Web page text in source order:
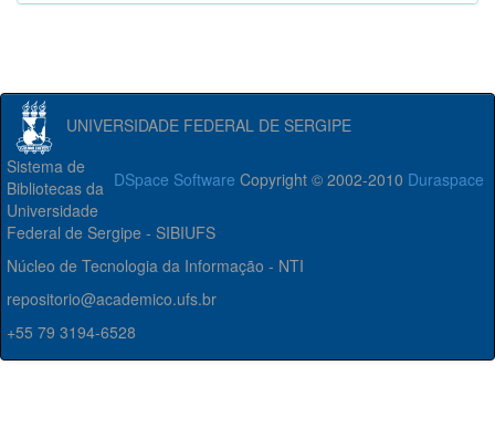
UNIVERSIDADE FEDERAL DE SERGIPE
DSpace Software Copyright © 2002-2010 Duraspace
Sistema de
Bibliotecas da
Universidade
Federal de Sergipe - SIBIUFS
Núcleo de Tecnologia da Informação - NTI
repositorio@academico.ufs.br
+55 79 3194-6528